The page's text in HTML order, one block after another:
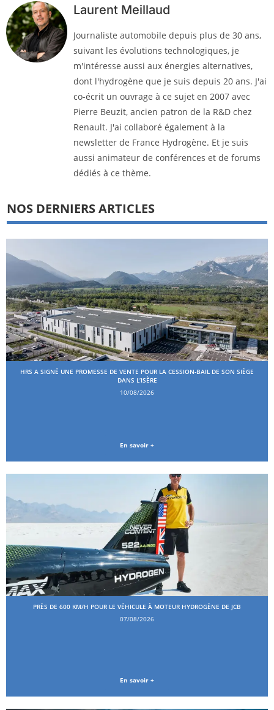
Laurent Meillaud
Journaliste automobile depuis plus de 30 ans,
suivant les évolutions technologiques, je
m'intéresse aussi aux énergies alternatives,
dont l'hydrogène que je suis depuis 20 ans. J'ai
co-écrit un ouvrage à ce sujet en 2007 avec
Pierre Beuzit, ancien patron de la R&D chez
Renault. J'ai collaboré également à la
newsletter de France Hydrogène. Et je suis
aussi animateur de conférences et de forums
dédiés à ce thème.
NOS DERNIERS ARTICLES
HRS A SIGNÉ UNE PROMESSE DE VENTE POUR LA CESSION-BAIL DE SON SIÈGE
DANS L’ISÈRE
10/08/2026
En savoir +
PRÈS DE 600 KM/H POUR LE VÉHICULE À MOTEUR HYDROGÈNE DE JCB
07/08/2026
En savoir +